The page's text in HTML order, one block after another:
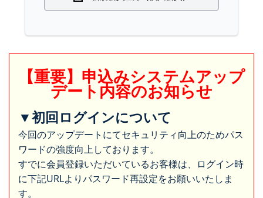
【重要】申込みシステムアップ
デート内容のお知らせ
▼初回ログインについて
今回のアップデートにてセキュリティ向上のためパス
ワードの強度向上しております。
すでに会員登録いただいているお客様は、ログイン時
に下記URLよりパスワード再設定をお願いいたしま
す。